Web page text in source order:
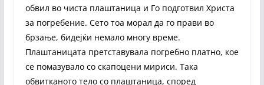
обвил во чиста плаштаница и Го подготвил Христа
за погребение. Сето тоа морал да го прави во
брзање, бидејќи немало многу време.
Плаштаницата претставувала погребно платно, кое
се помазувало со скапоцени мириси. Така
обвитканото тело со плаштаница, според